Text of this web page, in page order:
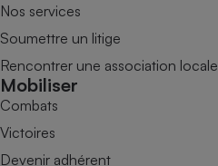
Nos services
Soumettre un litige
Rencontrer une association locale
Mobiliser
Combats
Victoires
Devenir adhérent